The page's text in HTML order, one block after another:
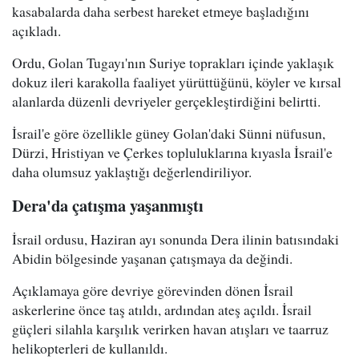
kasabalarda daha serbest hareket etmeye başladığını
açıkladı.
Ordu, Golan Tugayı'nın Suriye toprakları içinde yaklaşık
dokuz ileri karakolla faaliyet yürüttüğünü, köyler ve kırsal
alanlarda düzenli devriyeler gerçekleştirdiğini belirtti.
İsrail'e göre özellikle güney Golan'daki Sünni nüfusun,
Dürzi, Hristiyan ve Çerkes topluluklarına kıyasla İsrail'e
daha olumsuz yaklaştığı değerlendiriliyor.
Dera'da çatışma yaşanmıştı
İsrail ordusu, Haziran ayı sonunda Dera ilinin batısındaki
Abidin bölgesinde yaşanan çatışmaya da değindi.
Açıklamaya göre devriye görevinden dönen İsrail
askerlerine önce taş atıldı, ardından ateş açıldı. İsrail
güçleri silahla karşılık verirken havan atışları ve taarruz
helikopterleri de kullanıldı.